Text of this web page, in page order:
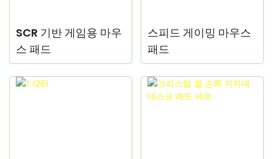
SCR 기반 게임용 마우
스 패드
스피드 게이밍 마우스
패드